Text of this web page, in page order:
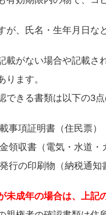
が、氏名・生年月日な
載がない場合や記載さ
ります。
できる書類は以下の3点
事項証明書（住民票）
領収書（電気・水道・
行の印刷物（納税通知
未成年の場合は、上記